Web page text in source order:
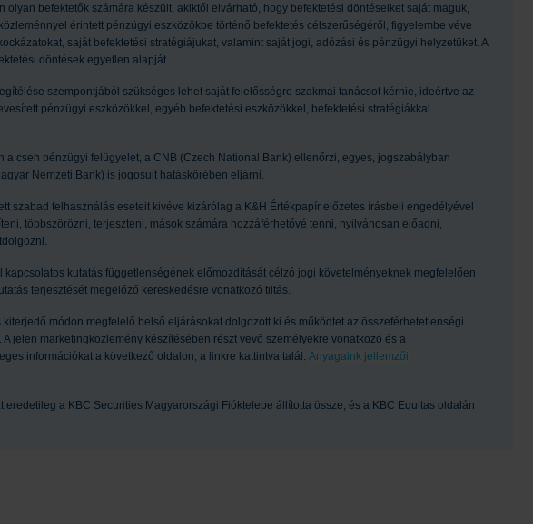
olyan befektetők számára készült, akiktől elvárható, hogy befektetési döntéseiket saját maguk,
érintett pénzügyi eszközökbe történő befektetés célszerűségéről, figyelembe véve
saját befektetési stratégiájukat, valamint saját jogi, adózási és pénzügyi helyzetüket. A
döntések egyetlen alapját.
szempontjából szükséges lehet saját felelősségre szakmai tanácsot kérnie, ideértve az
pénzügyi eszközökkel, egyéb befektetési eszközökkel, befektetési stratégiákkal
a cseh pénzügyi felügyelet, a CNB (Czech National Bank) ellenőrzi, egyes, jogszabályban
Nemzeti Bank) is jogosult hatáskörében eljárni.
szabad felhasználás eseteit kivéve kizárólag a K&H Értékpapír előzetes írásbeli engedélyével
többszörözni, terjeszteni, mások számára hozzáférhetővé tenni, nyilvánosan előadni,
kutatás függetlenségének előmozdítását célzó jogi követelményeknek megfelelően
terjesztését megelőző kereskedésre vonatkozó tiltás.
módon megfelelő belső eljárásokat dolgozott ki és működtet az összeférhetetlenségi
jelen marketingközlemény készítésében részt vevő személyekre vonatkozó és a
információkat a következő oldalon, a linkre kattintva talál: Anyagaink jellemzői,
eredetileg a KBC Securities Magyarországi Fióktelepe állította össze, és a KBC Equitas oldalán